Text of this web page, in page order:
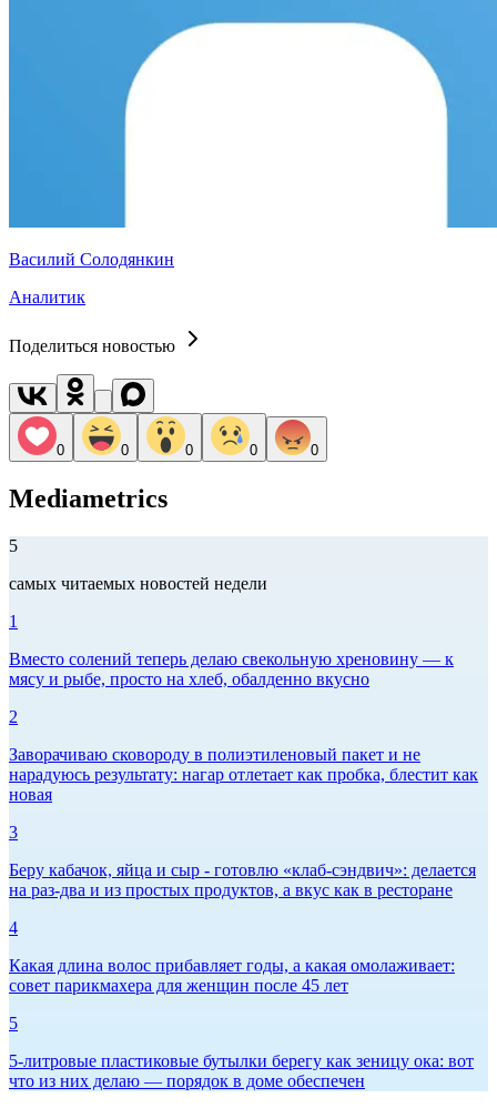
Василий Солодянкин
Аналитик
Поделиться новостью
0 0 0 0 0
Mediametrics
5
самых читаемых новостей недели
1
Вместо солений теперь делаю свекольную хреновину — к
мясу и рыбе, просто на хлеб, обалденно вкусно
2
Заворачиваю сковороду в полиэтиленовый пакет и не
нарадуюсь результату: нагар отлетает как пробка, блестит как
новая
3
Беру кабачок, яйца и сыр - готовлю «клаб-сэндвич»: делается
на раз-два и из простых продуктов, а вкус как в ресторане
4
Какая длина волос прибавляет годы, а какая омолаживает:
совет парикмахера для женщин после 45 лет
5
5-литровые пластиковые бутылки берегу как зеницу ока: вот
что из них делаю — порядок в доме обеспечен